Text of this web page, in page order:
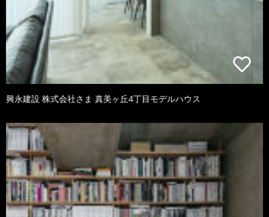
興永建設 株式会社さま 真美ヶ丘4丁目モデルハウス